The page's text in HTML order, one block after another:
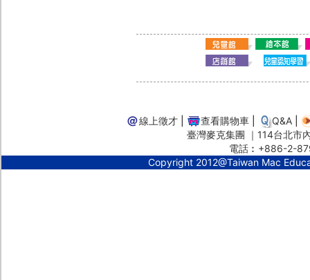
線上徵才 查看購物車 Q&A
臺灣麥克集團 ｜114台北
電話︰+886-2-
Copyright 2012@Taiwan Mac